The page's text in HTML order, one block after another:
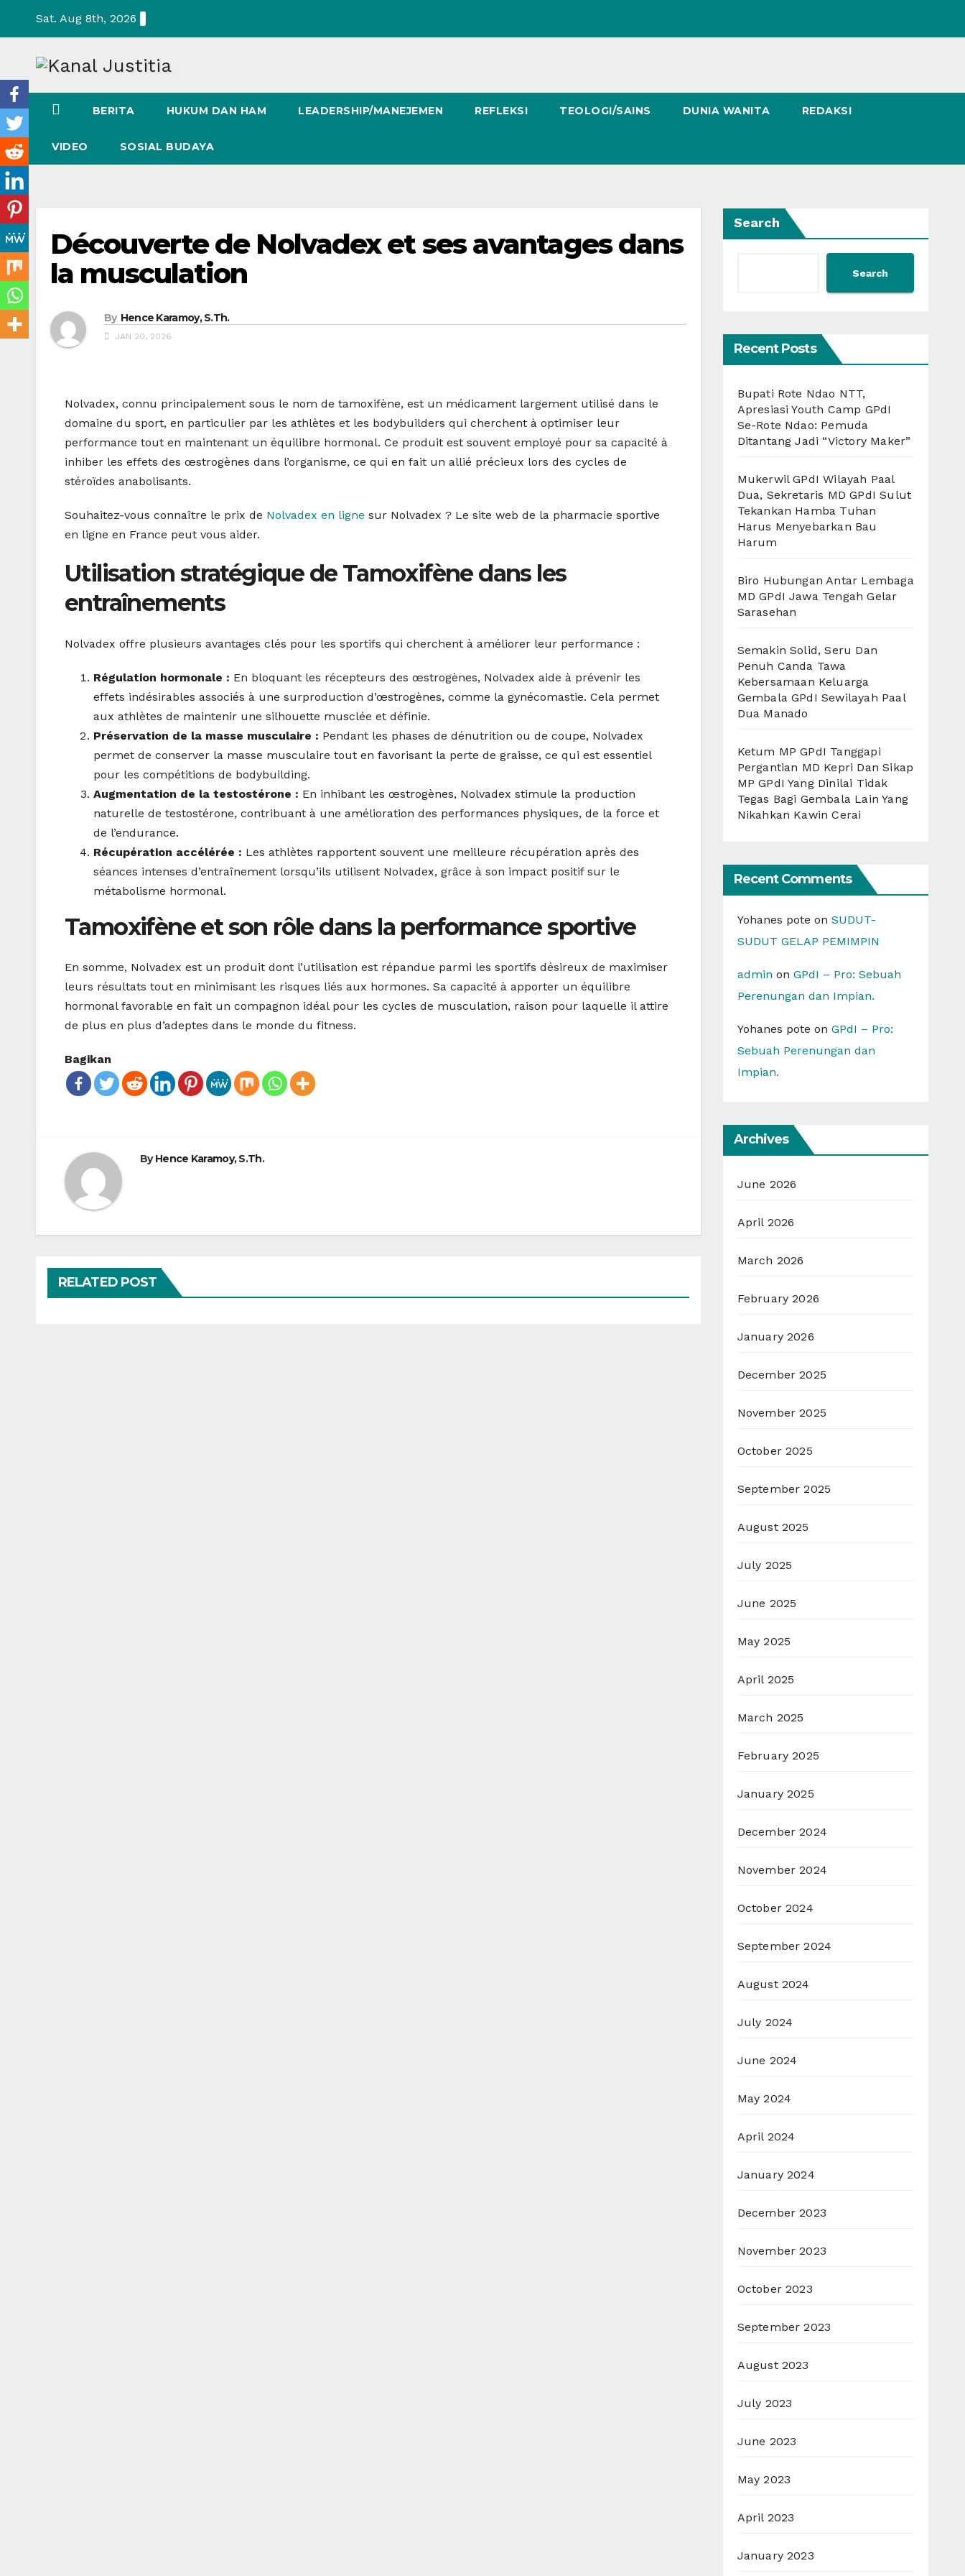
Sat. Aug 8th, 2026
BERITA HUKUM DAN HAM LEADERSHIP/MANEJEMEN REFLEKSI TEOLOGI/SAINS DUNIA WANITA REDAKSI
VIDEO SOSIAL BUDAYA
Découverte de Nolvadex et ses avantages dans
la musculation
By Hence Karamoy, S.Th.
JAN 20, 2026
Nolvadex, connu principalement sous le nom de tamoxifène, est un médicament largement utilisé dans le
domaine du sport, en particulier par les athlètes et les bodybuilders qui cherchent à optimiser leur
performance tout en maintenant un équilibre hormonal. Ce produit est souvent employé pour sa capacité à
inhiber les effets des œstrogènes dans l’organisme, ce qui en fait un allié précieux lors des cycles de
stéroïdes anabolisants.
Souhaitez-vous connaître le prix de Nolvadex en ligne sur Nolvadex ? Le site web de la pharmacie sportive
en ligne en France peut vous aider.
Utilisation stratégique de Tamoxifène dans les
entraînements
Nolvadex offre plusieurs avantages clés pour les sportifs qui cherchent à améliorer leur performance :
Régulation hormonale : En bloquant les récepteurs des œstrogènes, Nolvadex aide à prévenir les
effets indésirables associés à une surproduction d’œstrogènes, comme la gynécomastie. Cela permet
aux athlètes de maintenir une silhouette musclée et définie.
Préservation de la masse musculaire : Pendant les phases de dénutrition ou de coupe, Nolvadex
permet de conserver la masse musculaire tout en favorisant la perte de graisse, ce qui est essentiel
pour les compétitions de bodybuilding.
Augmentation de la testostérone : En inhibant les œstrogènes, Nolvadex stimule la production
naturelle de testostérone, contribuant à une amélioration des performances physiques, de la force et
de l’endurance.
Récupération accélérée : Les athlètes rapportent souvent une meilleure récupération après des
séances intenses d’entraînement lorsqu’ils utilisent Nolvadex, grâce à son impact positif sur le
métabolisme hormonal.
Tamoxifène et son rôle dans la performance sportive
En somme, Nolvadex est un produit dont l’utilisation est répandue parmi les sportifs désireux de maximiser
leurs résultats tout en minimisant les risques liés aux hormones. Sa capacité à apporter un équilibre
hormonal favorable en fait un compagnon idéal pour les cycles de musculation, raison pour laquelle il attire
de plus en plus d’adeptes dans le monde du fitness.
Bagikan
ByHence Karamoy, S.Th.
RELATED POST
Search
Search
Recent Posts
Bupati Rote Ndao NTT,
Apresiasi Youth Camp GPdI
Se-Rote Ndao: Pemuda
Ditantang Jadi “Victory Maker”
Mukerwil GPdI Wilayah Paal
Dua, Sekretaris MD GPdI Sulut
Tekankan Hamba Tuhan
Harus Menyebarkan Bau
Harum
Biro Hubungan Antar Lembaga
MD GPdI Jawa Tengah Gelar
Sarasehan
Semakin Solid, Seru Dan
Penuh Canda Tawa
Kebersamaan Keluarga
Gembala GPdI Sewilayah Paal
Dua Manado
Ketum MP GPdI Tanggapi
Pergantian MD Kepri Dan Sikap
MP GPdI Yang Dinilai Tidak
Tegas Bagi Gembala Lain Yang
Nikahkan Kawin Cerai
Recent Comments
Yohanes pote on SUDUT-
SUDUT GELAP PEMIMPIN
admin on GPdI – Pro: Sebuah
Perenungan dan Impian.
Yohanes pote on GPdI – Pro:
Sebuah Perenungan dan
Impian.
Archives
June 2026
April 2026
March 2026
February 2026
January 2026
December 2025
November 2025
October 2025
September 2025
August 2025
July 2025
June 2025
May 2025
April 2025
March 2025
February 2025
January 2025
December 2024
November 2024
October 2024
September 2024
August 2024
July 2024
June 2024
May 2024
April 2024
January 2024
December 2023
November 2023
October 2023
September 2023
August 2023
July 2023
June 2023
May 2023
April 2023
January 2023